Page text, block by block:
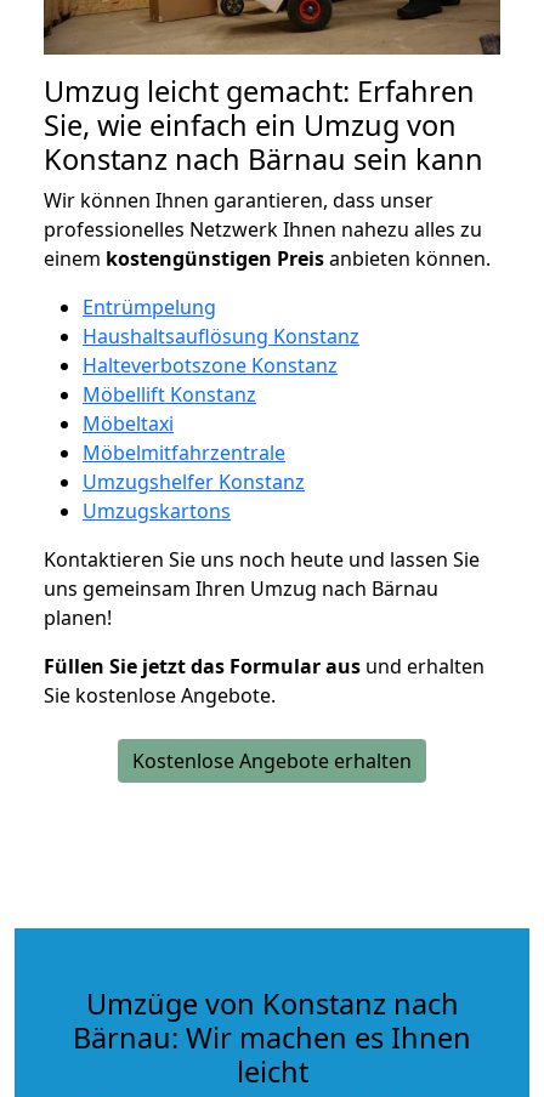
Umzug leicht gemacht: Erfahren
Sie, wie einfach ein Umzug von
Konstanz nach Bärnau sein kann
Wir können Ihnen garantieren, dass unser
professionelles Netzwerk Ihnen nahezu alles zu
einem kostengünstigen Preisanbieten können.
Entrümpelung
Haushaltsauflösung Konstanz
Halteverbotszone Konstanz
Möbellift Konstanz
Möbeltaxi
Möbelmitfahrzentrale
Umzugshelfer Konstanz
Umzugskartons
Kontaktieren Sie uns noch heute und lassen Sie
uns gemeinsam Ihren Umzug nach Bärnau
planen!
Füllen Sie jetzt das Formular aus und erhalten
Sie kostenlose Angebote.
Kostenlose Angebote erhalten
Umzüge von Konstanz nach
Bärnau: Wir machen es Ihnen
leicht